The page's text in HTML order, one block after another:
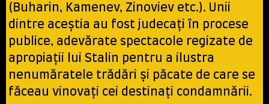
(Buharin, Kamenev, Zinoviev etc.). Unii
dintre aceştia au fost judecaţi în procese
publice, adevărate spectacole regizate de
apropiaţii lui Stalin pentru a ilustra
nenumăratele trădări şi păcate de care se
făceau vinovaţi cei destinaţi condamnării.